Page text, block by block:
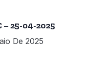
– 25-04-2025
De 2025